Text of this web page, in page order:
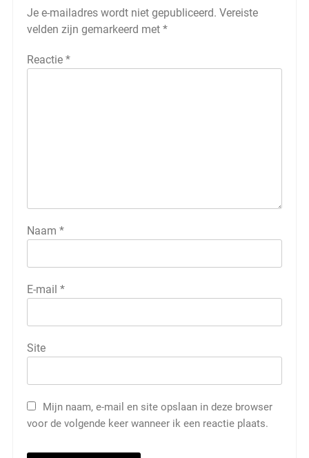
Je e-mailadres wordt niet gepubliceerd. Vereiste
velden zijn gemarkeerd met *
Reactie *
Naam *
E-mail *
Site
Mijn naam, e-mail en site opslaan in deze browser
voor de volgende keer wanneer ik een reactie plaats.